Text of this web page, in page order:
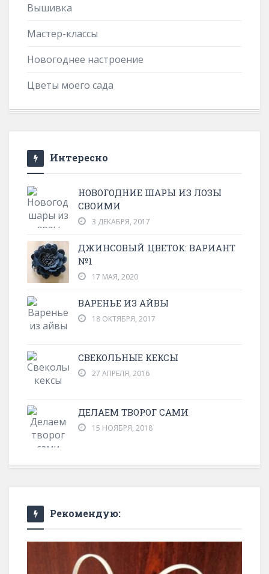
Вышивка
Мастер-классы
Новогоднее настроение
Цветы моего сада
Интересно
НОВОГОДНИЕ ШАРЫ ИЗ ЛОЗЫ
СВОИМИ
3 ДЕКАБРЯ, 2017
ДЖИНСОВЫЙ ЦВЕТОК: ВАРИАНТ
№1
17 МАЯ, 2020
ВАРЕНЬЕ ИЗ АЙВЫ
18 ОКТЯБРЯ, 2017
СВЕКОЛЬНЫЕ КЕКСЫ
27 АПРЕЛЯ, 2016
ДЕЛАЕМ ТВОРОГ САМИ
15 НОЯБРЯ, 2018
Рекомендую: